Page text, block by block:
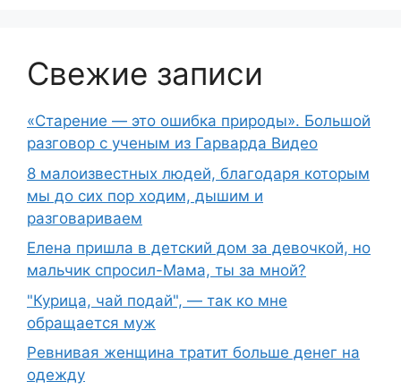
Свежие записи
«Старение — это ошибка природы». Большой
разговор с ученым из Гарварда Видео
8 малоизвестных людей, благодаря которым
мы до сих пор ходим, дышим и
разговариваем
Елена пришла в детский дом за девочкой, но
мальчик спросил-Мама, ты за мной?
"Курица, чай подай", — так ко мне
обращается муж
Ревнивая женщина тратит больше денег на
одежду